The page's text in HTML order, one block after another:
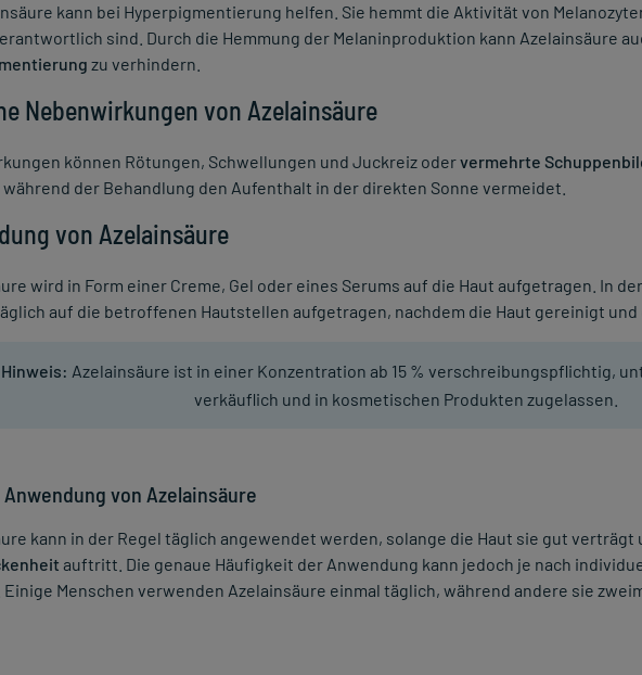
kann bei Hyperpigmentierung helfen. Sie hemmt die Aktivität von
sind. Durch die Hemmung der Melaninproduktion kann Azelainsäure
zu verhindern.
Nebenwirkungen von Azelainsäure
können Rötungen, Schwellungen und Juckreiz odervermehrte
während der Behandlung den Aufenthalt in der direkten Sonne vermeidet.
von Azelainsäure
wird in Form einer Creme, Gel oder eines Serums auf die Haut aufgetragen. In
auf die betroffenen Hautstellen aufgetragen, nachdem die Haut gereinigt
Hinweis: Azelainsäure ist in einer Konzentration ab 15 % verschreibungspflichtig,
verkäuflich und in kosmetischen Produkten zugelassen.
von Azelainsäure
kann in der Regel täglich angewendet werden, solange die Haut sie gut verträgt
auftritt. Die genaue Häufigkeit der Anwendung kann jedoch je nach
Menschen verwenden Azelainsäure einmal täglich, während andere sie